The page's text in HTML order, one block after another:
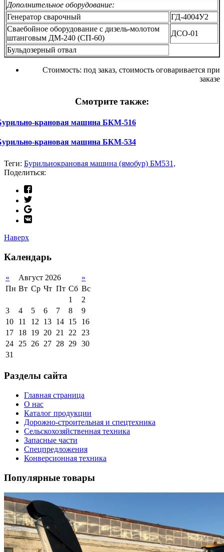
Дополнительное оборудование:
Генератор сварочный
ГД-4004У2
Сваебойное оборудование с дизель-молотом
штанговым ДМ-240 (СП-60)
ДСО-01
Бульдозерный отвал
Стоимость: под заказ, стоимость оговаривается при
заказе
Смотрите также:
крановая машина БКМ-516
крановая машина БКМ-534
Теги: Бурильнокрановая машина (ямобур) БМ531,
Поделиться:
Наверх
Календарь
« Август 2026
»
Пн Вт Ср Чт Пт Сб Вс
1
2
3
4 5 6 7 8
9
10
11 12 13 14 15
16
17
18 19 20 21 22 23
24 25 26 27 28 29 30
31
Разделы сайта
Главная страница
О нас
Каталог продукции
Дорожно-строительная и спецтехника
Сельскохозяйственная техника
Запасные части
Спецпредложения
Конверсионная техника
Популярные товары